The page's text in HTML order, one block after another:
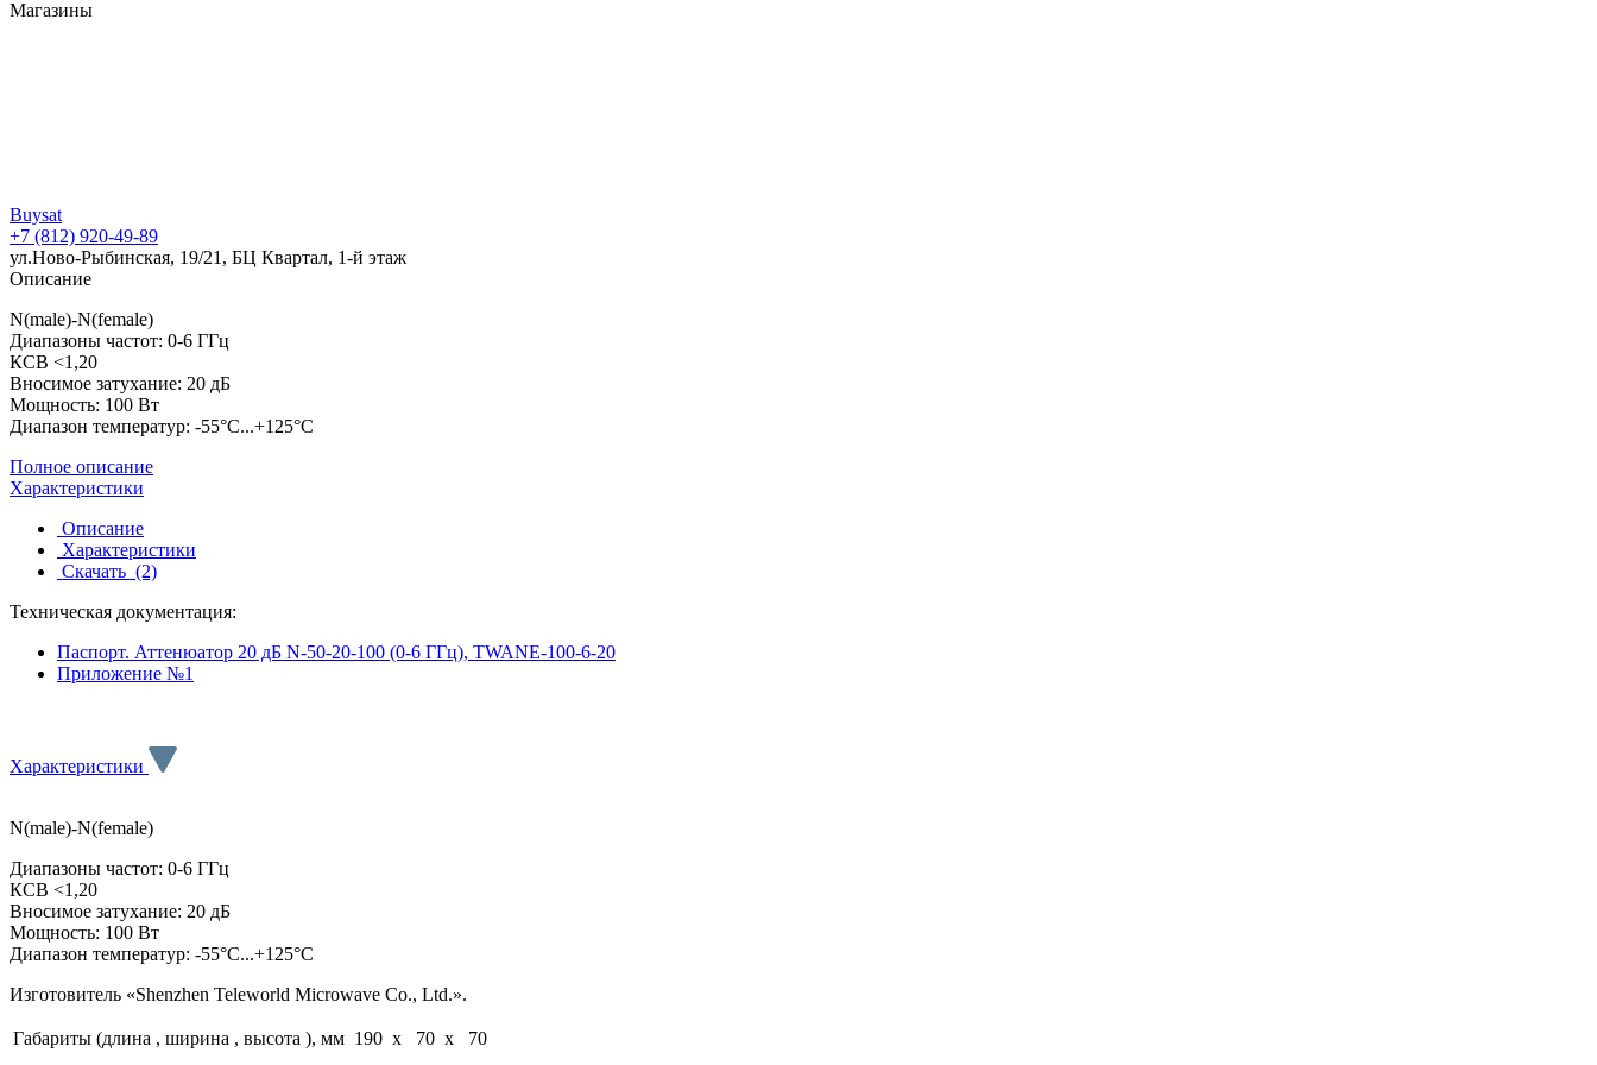
Магазины
Buysat
+7 (812) 920-49-89
ул.Ново-Рыбинская, 19/21, БЦ Квартал, 1-й этаж
Описание
N(male)-N(female)
Диапазоны частот: 0-6 ГГц
КСВ <1,20
Вносимое затухание: 20 дБ
Мощность: 100 Вт
Диапазон температур: -55°C...+125°C
Полное описание
Характеристики
Описание
Характеристики
Скачать (2)
Техническая документация:
Паспорт. Аттенюатор 20 дБ N-50-20-100 (0-6 ГГц), TWANE-100-6-20
Приложение №1
Характеристики
N(male)-N(female)
Диапазоны частот: 0-6 ГГц
КСВ <1,20
Вносимое затухание: 20 дБ
Мощность: 100 Вт
Диапазон температур: -55°C...+125°C
Изготовитель «Shenzhen Teleworld Microwave Co., Ltd.».
Габариты (длина , ширина , высота ), мм 190 x 70 x 70